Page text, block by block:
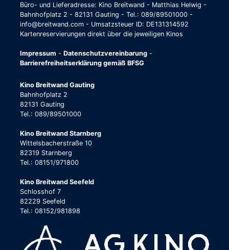
Büro- und Lieferadresse: Kino Breitwand - Matthias Helwig -
Bahnhofplatz 2 - 82131 Gauting - Tel.: 089/89501000 -
info@breitwand.com - Umsatzsteuer ID: DE131314592
Kartenreservierungen direkt über die jeweiligen Kinos
Impressum - Datenschutzvereinbarung -
Barrierefreiheitserklärung gemäß BFSG
Kino Breitwand Gauting
Bahnhofplatz 2
82131 Gauting
Tel.: 089/89501000
Kino Breitwand Starnberg
Wittelsbacherstraße 10
82319 Starnberg
Tel.: 08151/971800
Kino Breitwand Seefeld
Schlosshof 7
82229 Seefeld
Tel.: 08152/981898